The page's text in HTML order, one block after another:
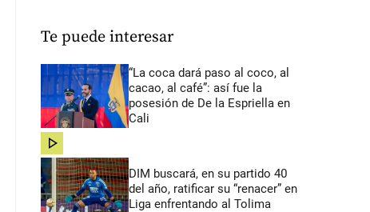
Te puede interesar
“La coca dará paso al coco, al
cacao, al café”: así fue la
posesión de De la Espriella en
Cali
share
DIM buscará, en su partido 40
del año, ratificar su “renacer” en
Liga enfrentando al Tolima